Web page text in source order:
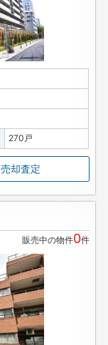
270戸
売却査定
販売中の物件0件